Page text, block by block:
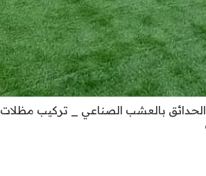
بالعشب الصناعي _ تركيب مظلات